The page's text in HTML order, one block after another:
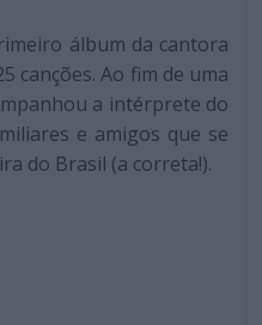
álbum da cantora
canções. Ao fim de uma
a intérprete do
e amigos que se
do Brasil (a correta!).